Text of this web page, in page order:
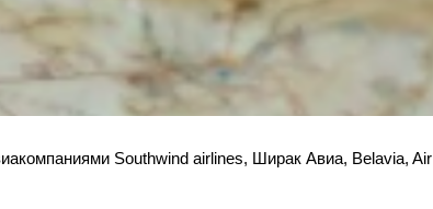
Southwind airlines, Ширак Авиа, Belavia, Air